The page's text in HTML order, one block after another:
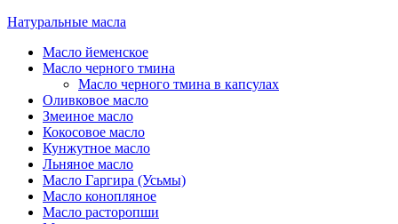
Натуральные масла
Масло йеменское
Масло черного тмина
Масло черного тмина в капсулах
Оливковое масло
Змеиное масло
Кокосовое масло
Кунжутное масло
Льняное масло
Масло Гаргира (Усьмы)
Масло конопляное
Масло расторопши